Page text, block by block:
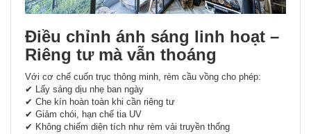
Điều chỉnh ánh sáng linh hoạt –
Riêng tư mà vẫn thoáng
Với cơ chế cuốn trục thông minh, rèm cầu vồng cho phép:
✔ Lấy sáng dịu nhẹ ban ngày
✔ Che kín hoàn toàn khi cần riêng tư
✔ Giảm chói, hạn chế tia UV
✔ Không chiếm diện tích như rèm vải truyền thống